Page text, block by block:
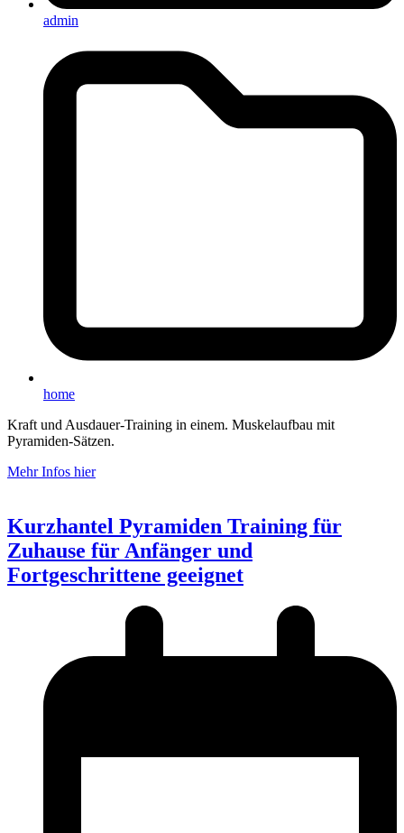
admin
home
Kraft und Ausdauer-Training in einem. Muskelaufbau mit
Pyramiden-Sätzen.
Mehr Infos hier
Kurzhantel Pyramiden Training für
Zuhause für Anfänger und
Fortgeschrittene geeignet